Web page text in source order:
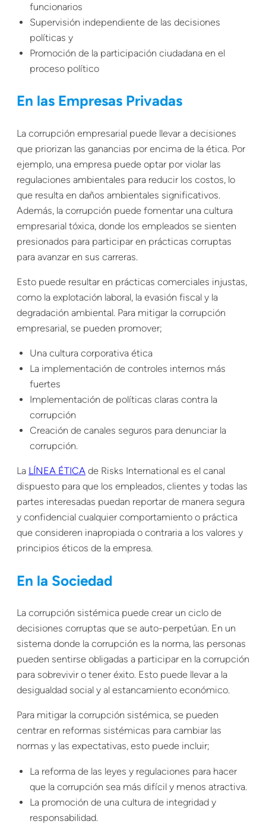
funcionarios
Supervisión independiente de las decisiones
políticas y
Promoción de la participación ciudadana en el
proceso político
En las Empresas Privadas
La corrupción empresarial puede llevar a decisiones
que priorizan las ganancias por encima de la ética. Por
ejemplo, una empresa puede optar por violar las
regulaciones ambientales para reducir los costos, lo
que resulta en daños ambientales significativos.
Además, la corrupción puede fomentar una cultura
empresarial tóxica, donde los empleados se sienten
presionados para participar en prácticas corruptas
para avanzar en sus carreras.
Esto puede resultar en prácticas comerciales injustas,
como la explotación laboral, la evasión fiscal y la
degradación ambiental. Para mitigar la corrupción
empresarial, se pueden promover;
Una cultura corporativa ética
La implementación de controles internos más
fuertes
Implementación de políticas claras contra la
corrupción
Creación de canales seguros para denunciar la
corrupción.
La LÍNEA ÉTICA de Risks International es el canal
dispuesto para que los empleados, clientes y todas las
partes interesadas puedan reportar de manera segura
y confidencial cualquier comportamiento o práctica
que consideren inapropiada o contraria a los valores y
principios éticos de la empresa.
En la Sociedad
La corrupción sistémica puede crear un ciclo de
decisiones corruptas que se auto-perpetúan. En un
sistema donde la corrupción es la norma, las personas
pueden sentirse obligadas a participar en la corrupción
para sobrevivir o tener éxito. Esto puede llevar a la
desigualdad social y al estancamiento económico.
Para mitigar la corrupción sistémica, se pueden
centrar en reformas sistémicas para cambiar las
normas y las expectativas, esto puede incluir;
La reforma de las leyes y regulaciones para hacer
que la corrupción sea más difícil y menos atractiva.
La promoción de una cultura de integridad y
responsabilidad.